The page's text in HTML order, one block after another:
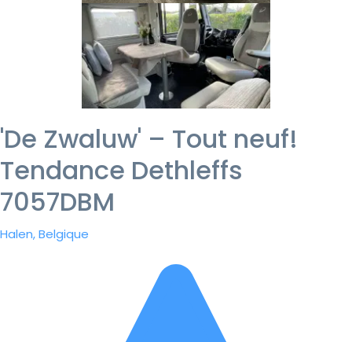
'De Zwaluw' – Tout neuf!
Tendance Dethleffs
7057DBM
Halen, Belgique